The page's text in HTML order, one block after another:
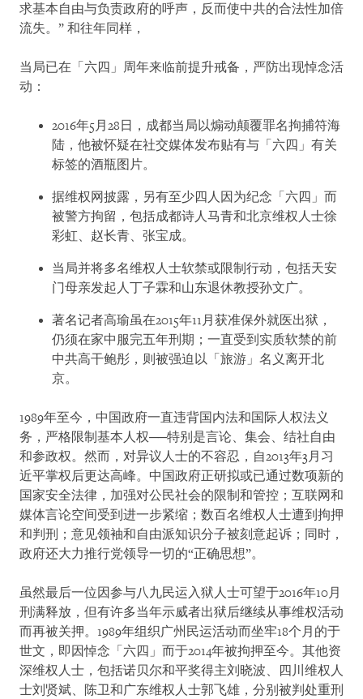
求基本自由与负责政府的呼声，反而使中共的合法性加倍
流失。” 和往年同样，
当局已在「六四」周年来临前提升戒备，严防出现悼念活
动：
2016年5月28日，成都当局以煽动颠覆罪名拘捕符海
陆，他被怀疑在社交媒体发布贴有与「六四」有关
标签的酒瓶图片。
据维权网披露，另有至少四人因为纪念「六四」而
被警方拘留，包括成都诗人马青和北京维权人士徐
彩虹、赵长青、张宝成。
当局并将多名维权人士软禁或限制行动，包括天安
门母亲发起人丁子霖和山东退休教授孙文广。
著名记者高瑜虽在2015年11月获准保外就医出狱，
仍须在家中服完五年刑期；一直受到实质软禁的前
中共高干鲍彤，则被强迫以「旅游」名义离开北
京。
1989年至今，中国政府一直违背国内法和国际人权法义
务，严格限制基本人权──特别是言论、集会、结社自由
和参政权。然而，对异议人士的不容忍，自2013年3月习
近平掌权后更达高峰。中国政府正研拟或已通过数项新的
国家安全法律，加强对公民社会的限制和管控；互联网和
媒体言论空间受到进一步紧缩；数百名维权人士遭到拘押
和判刑；意见领袖和自由派知识分子被刻意起诉；同时，
政府还大力推行党领导一切的“正确思想”。
虽然最后一位因参与八九民运入狱人士可望于2016年10月
刑满释放，但有许多当年示威者出狱后继续从事维权活动
而再被关押。1989年组织广州民运活动而坐牢18个月的于
世文，即因悼念「六四」而于2014年被拘押至今。其他资
深维权人士，包括诺贝尔和平奖得主刘晓波、四川维权人
士刘贤斌、陈卫和广东维权人士郭飞雄，分别被判处重刑